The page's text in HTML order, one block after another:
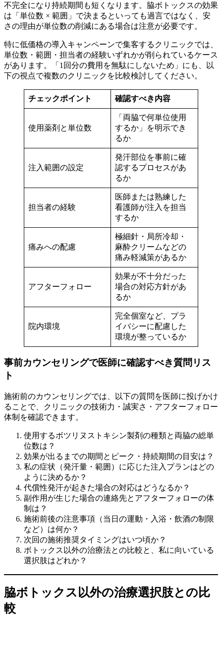
不完全になり持続期間も短くなります。脇ボトックスの効果
は「単位数 × 範囲」で決まるといっても過言ではなく、安
さの理由が単位数の削減にある場合は注意が必要です。
特に低価格の導入キャンペーンで集客するクリニックでは、
単位数・範囲・担当者の経験いずれかが削られているケース
があります。「1回分の費用を無駄にしないため」にも、以
下の視点で複数のクリニックを比較検討してください。
チェックポイント 確認すべき内容
使用薬剤と単位数
「両脇で何単位使用
するか」を明示でき
るか
注入範囲の設定
発汗部位を事前に確
認するプロセスがあ
るか
担当者の経験
医師または熟練した
看護師が注入を担当
するか
痛みへの配慮
極細針・局所冷却・
麻酔クリームなどの
痛み軽減策があるか
アフターフォロー
効果が不十分だった
場合の対応方針があ
るか
院内環境
完全個室など、プラ
イバシーに配慮した
環境が整っているか
事前カウンセリングで医師に確認すべき質問リス
ト
施術前のカウンセリングでは、以下の質問を医師に投げかけ
ることで、クリニックの技術力・誠実さ・アフターフォロー
体制を確認できます。
使用するボツリヌストキシン製剤の種類と両脇の総単
位数は？
効果が出るまでの期間とピーク・持続期間の目安は？
私の症状（発汗量・範囲）に応じた注入プランはどの
ように決めるか？
代償性発汗が起きた場合の対応はどうなるか？
副作用が生じた場合の連絡先とアフターフォローの体
制は？
施術前後の注意事項（当日の運動・入浴・飲酒の制限
など）は何か？
次回の施術推奨タイミングはいつ頃か？
ボトックス以外の治療法との比較と、私に向いている
選択肢はどれか？
脇ボトックス以外の治療選択肢との比
較